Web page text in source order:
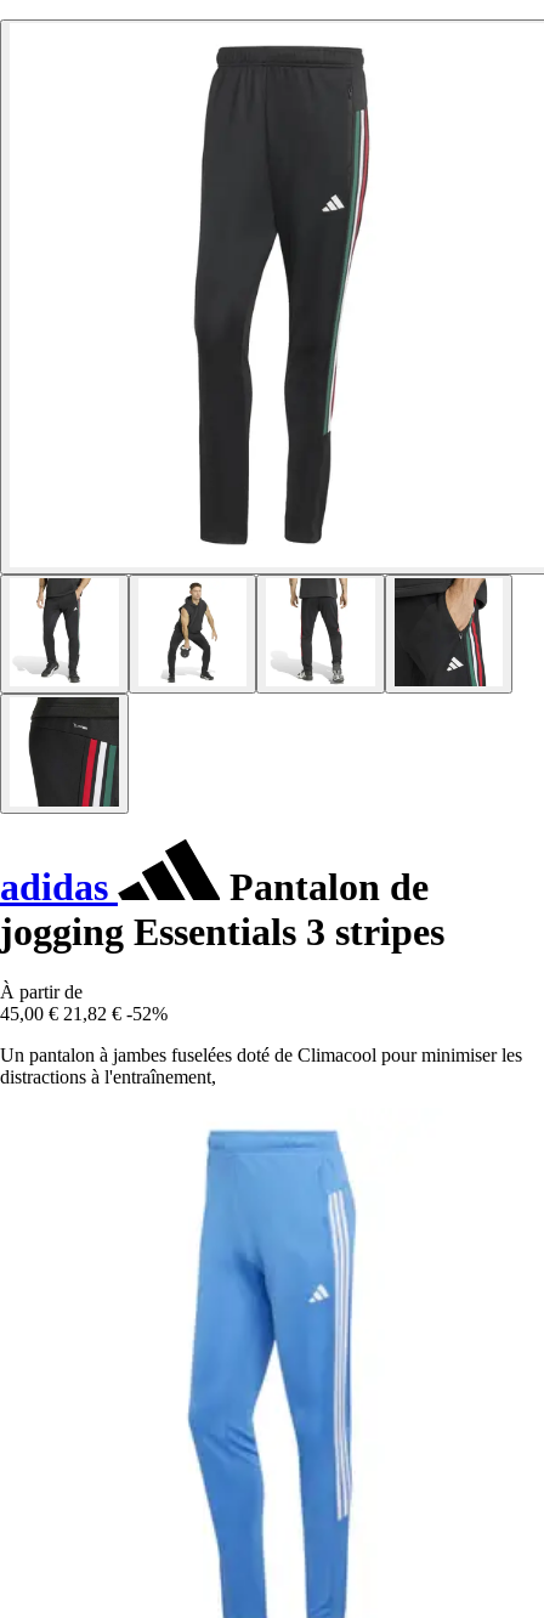
adidas
Pantalon de
jogging Essentials 3 stripes
À partir de
45,00 € 21,82 € -52%
Un pantalon à jambes fuselées doté de Climacool pour minimiser les
distractions à l'entraînement,